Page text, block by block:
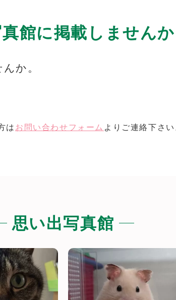
館に掲載しません
か。
は お問い合わせフォーム よりご連絡下さ
思い出写真館